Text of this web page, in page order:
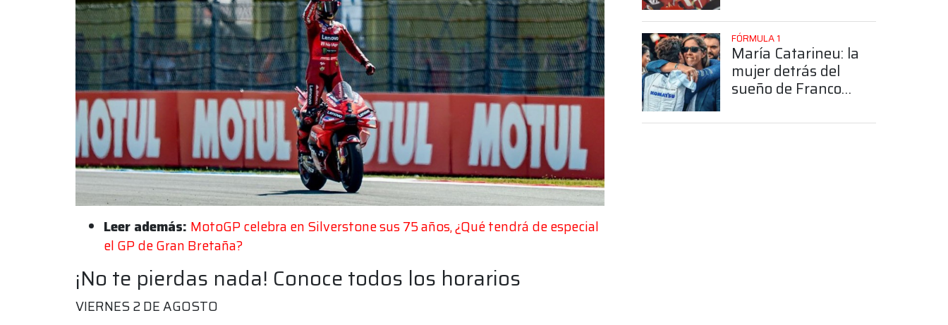
Leer además: MotoGP celebra en Silverstone sus 75 años, ¿Qué tendrá de especial
el GP de Gran Bretaña?
¡No te pierdas nada! Conoce todos los horarios
VIERNES 2 DE AGOSTO
FÓRMULA 1
María Catarineu: la
mujer detrás del
sueño de Franco
Fórmula 1